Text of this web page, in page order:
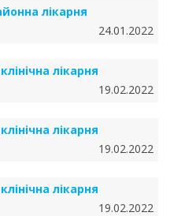
лікарня
24.01.2022
лікарня
19.02.2022
лікарня
19.02.2022
лікарня
19.02.2022